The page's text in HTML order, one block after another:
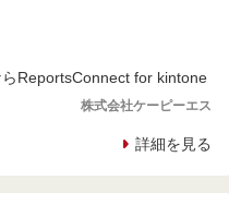
ReportsConnect for kintone
株式会社ケーピーエス
詳細を見る